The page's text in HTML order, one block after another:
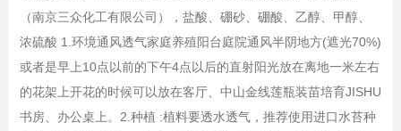
（南京三众化工有限公司），盐酸、硼砂、硼酸、乙醇、甲醇、
浓硫酸 1.环境通风透气家庭养殖阳台庭院通风半阴地方(遮光70%)
或者是早上10点以前的下午4点以后的直射阳光放在离地一米左右
的花架上开花的时候可以放在客厅、中山金线莲瓶装苗培育JISHU
书房、办公桌上。2.种植 :植料要透水透气，推荐使用进口水苔种